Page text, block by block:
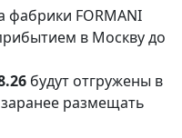
фабрики FORMANI
в Москву до
будут отгружены в
размещать